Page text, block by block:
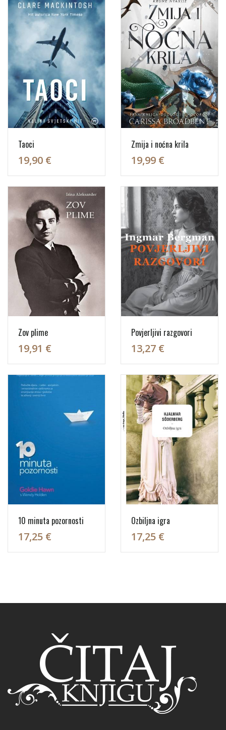
Taoci
19,90 €
Zmija i noćna krila
19,99 €
Zov plime
19,91 €
Povjerljivi razgovori
13,27 €
10 minuta pozornosti
17,25 €
Ozbiljna igra
17,25 €